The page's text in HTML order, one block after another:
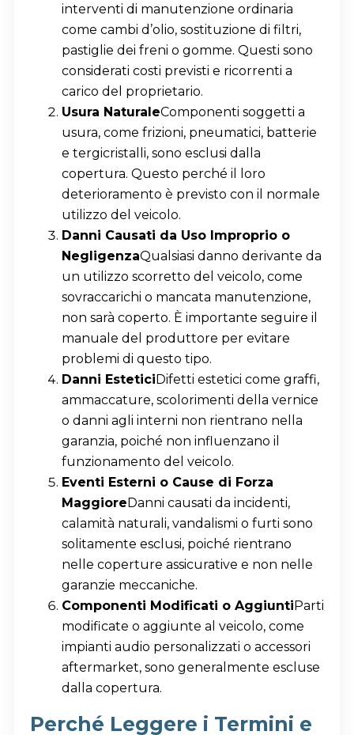
interventi di manutenzione ordinaria
come cambi d’olio, sostituzione di filtri,
pastiglie dei freni o gomme. Questi sono
considerati costi previsti e ricorrenti a
carico del proprietario.
Usura NaturaleComponenti soggetti a
usura, come frizioni, pneumatici, batterie
e tergicristalli, sono esclusi dalla
copertura. Questo perché il loro
deterioramento è previsto con il normale
utilizzo del veicolo.
Danni Causati da Uso Improprio o
NegligenzaQualsiasi danno derivante da
un utilizzo scorretto del veicolo, come
sovraccarichi o mancata manutenzione,
non sarà coperto. È importante seguire il
manuale del produttore per evitare
problemi di questo tipo.
Danni EsteticiDifetti estetici come graffi,
ammaccature, scolorimenti della vernice
o danni agli interni non rientrano nella
garanzia, poiché non influenzano il
funzionamento del veicolo.
Eventi Esterni o Cause di Forza
MaggioreDanni causati da incidenti,
calamità naturali, vandalismi o furti sono
solitamente esclusi, poiché rientrano
nelle coperture assicurative e non nelle
garanzie meccaniche.
Componenti Modificati o AggiuntiParti
modificate o aggiunte al veicolo, come
impianti audio personalizzati o accessori
aftermarket, sono generalmente escluse
dalla copertura.
Perché Leggere i Termini e